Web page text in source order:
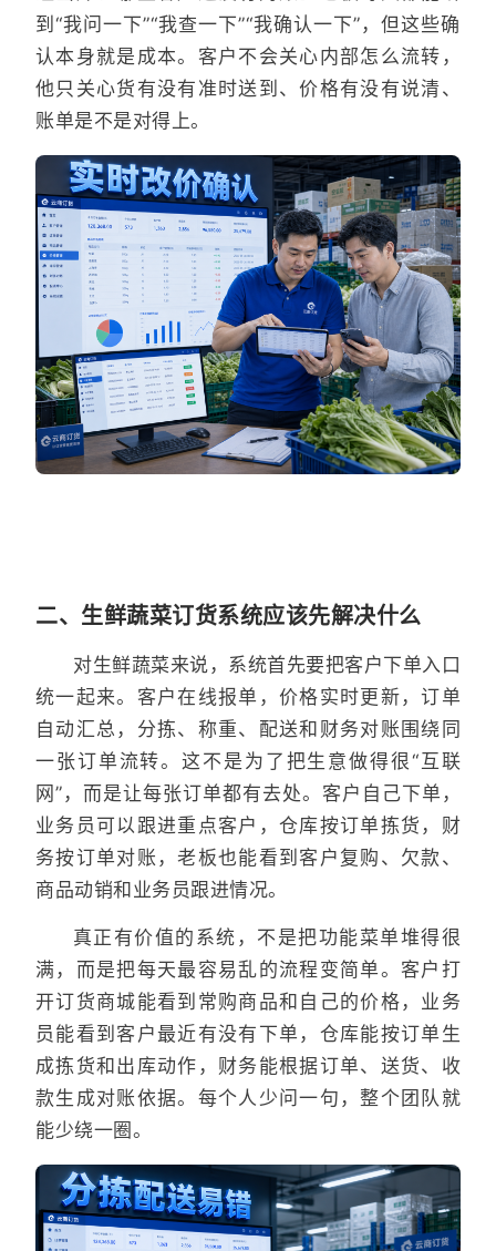
到“我问一下”“我查一下”“我确认一下”，但这些确
认本身就是成本。客户不会关心内部怎么流转，
他只关心货有没有准时送到、价格有没有说清、
账单是不是对得上。
二、生鲜蔬菜订货系统应该先解决什么
对生鲜蔬菜来说，系统首先要把客户下单入口
统一起来。客户在线报单，价格实时更新，订单
自动汇总，分拣、称重、配送和财务对账围绕同
一张订单流转。这不是为了把生意做得很“互联
网”，而是让每张订单都有去处。客户自己下单，
业务员可以跟进重点客户，仓库按订单拣货，财
务按订单对账，老板也能看到客户复购、欠款、
商品动销和业务员跟进情况。
真正有价值的系统，不是把功能菜单堆得很
满，而是把每天最容易乱的流程变简单。客户打
开订货商城能看到常购商品和自己的价格，业务
员能看到客户最近有没有下单，仓库能按订单生
成拣货和出库动作，财务能根据订单、送货、收
款生成对账依据。每个人少问一句，整个团队就
能少绕一圈。